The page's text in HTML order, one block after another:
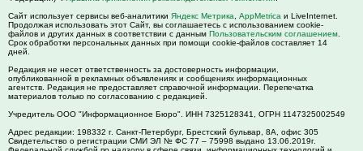
Сайт использует сервисы веб-аналитики Яндекс Метрика AppMetrica и LiveInternet.
Продолжая использовать этот Сайт, вы соглашаетесь с использованием cookie-
файлов и других данных в соответствии с данным Пользовательским соглашением
Срок обработки персональных данных при помощи cookie-файлов составляет 14
дней.
Редакция не несет ответственность за достоверность информации,
опубликованной в рекламных объявлениях и сообщениях информационных
агентств. Редакция не предоставляет справочной информации. Перепечатка
материалов только по согласованию с редакцией.
Учредитель ООО "Информационное Бюро". ИНН 7325128341, ОГРН 1147325002549
Адрес редакции: 198332 г. Санкт-Петербург, Брестский бульвар, 8А, офис 305
Свидетельство о регистрации СМИ ЭЛ № ФС 77 – 75998 выдано 13.06.2019г.